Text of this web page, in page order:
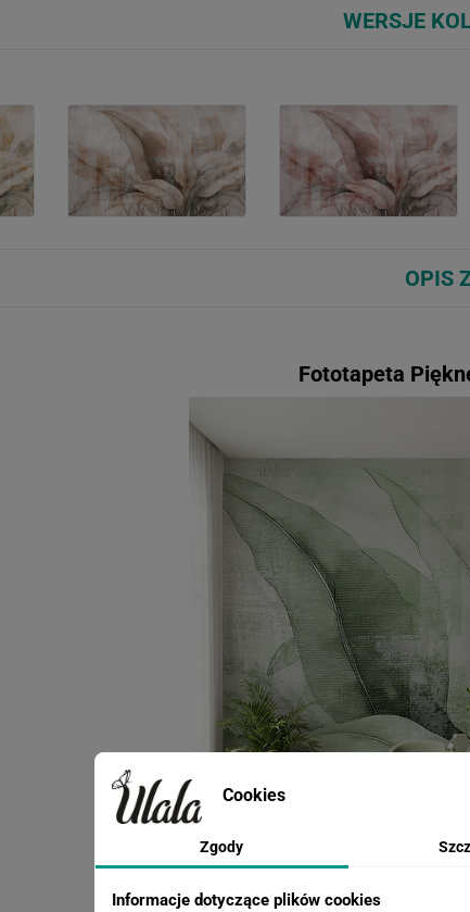
WERSJE
OPIS
Fototapeta
Cookies
Zgody
Informacje dotyczące plików cookies